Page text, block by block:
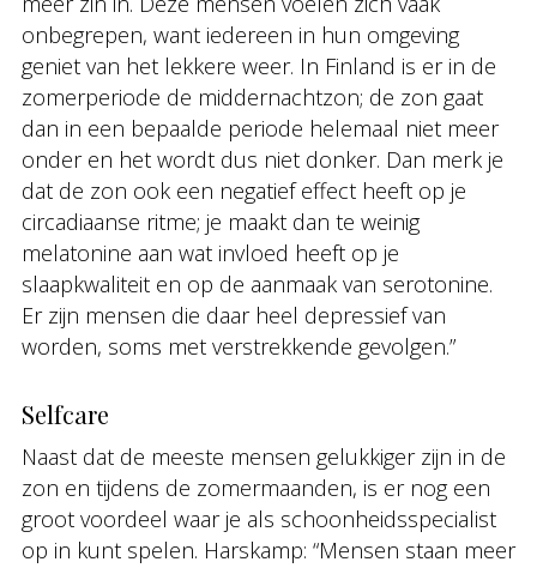
onbegrepen, want iedereen in hun omgeving
geniet van het lekkere weer. In Finland is er in de
zomerperiode de middernachtzon; de zon gaat
dan in een bepaalde periode helemaal niet meer
onder en het wordt dus niet donker. Dan merk je
dat de zon ook een negatief effect heeft op je
circadiaanse ritme; je maakt dan te weinig
melatonine aan wat invloed heeft op je
slaapkwaliteit en op de aanmaak van serotonine.
Er zijn mensen die daar heel depressief van
worden, soms met verstrekkende gevolgen.”
Selfcare
Naast dat de meeste mensen gelukkiger zijn in de
zon en tijdens de zomermaanden, is er nog een
groot voordeel waar je als schoonheidsspecialist
op in kunt spelen. Harskamp: “Mensen staan meer